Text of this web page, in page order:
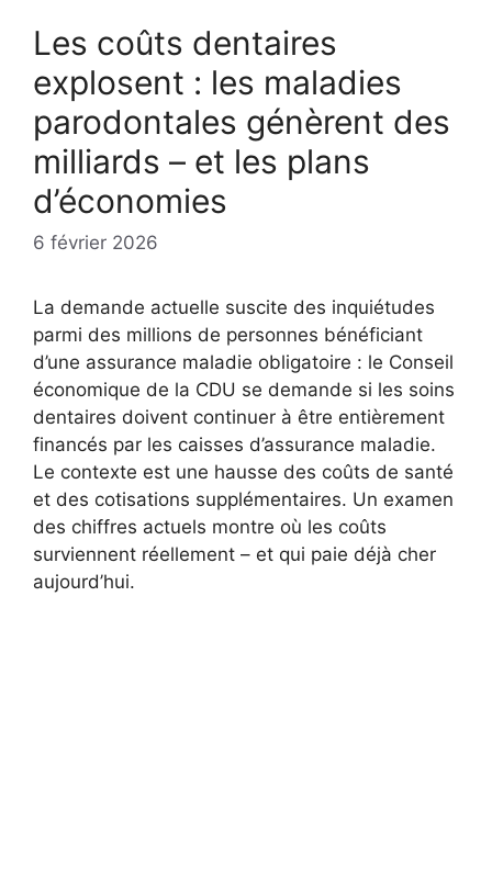
Les coûts dentaires
explosent : les maladies
parodontales génèrent des
milliards – et les plans
d’économies
6 février 2026
La demande actuelle suscite des inquiétudes
parmi des millions de personnes bénéficiant
d’une assurance maladie obligatoire : le Conseil
économique de la CDU se demande si les soins
dentaires doivent continuer à être entièrement
financés par les caisses d’assurance maladie.
Le contexte est une hausse des coûts de santé
et des cotisations supplémentaires. Un examen
des chiffres actuels montre où les coûts
surviennent réellement – et qui paie déjà cher
aujourd’hui.